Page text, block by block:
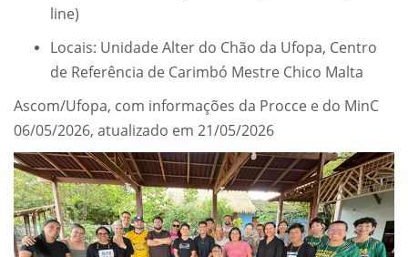
line)
Locais: Unidade Alter do Chão da Ufopa, Centro
de Referência de Carimbó Mestre Chico Malta
Ascom/Ufopa, com informações da Procce e do MinC
06/05/2026, atualizado em 21/05/2026